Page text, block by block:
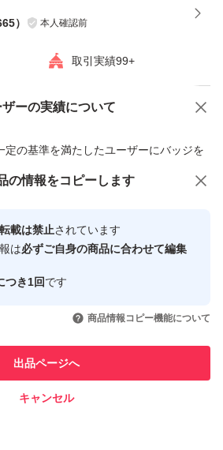
） 本人確認前
取引実績99+
ーの実績について
定の基準を満たしたユーザーにバッジを
心・安全なユーザーです
引を完了させた実績があります
での取引実績があります
商品への質問
の情報をコピーします
載は禁止されています
は必ずご自身の商品に合わせて編集
つき1回です
商品情報コピー機能について
出品ページへ
キャンセル
にオススメ